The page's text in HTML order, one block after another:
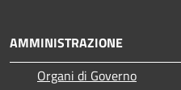
AMMINISTRAZIONE
Organi di Governo